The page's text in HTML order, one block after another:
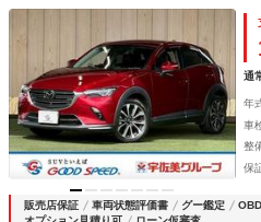
シートヒーター／クリアランスソ
／シートメモリー／レーン逸脱
ップディスプレイ
通
年
車
整
保
販売店保証 車両状態評価書 グー鑑定